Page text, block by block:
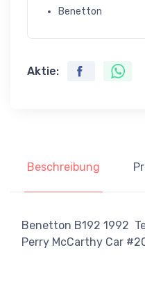
Benetton
Aktie:
Beschreibung
Benetton B192 1992
Perry McCarthy Car